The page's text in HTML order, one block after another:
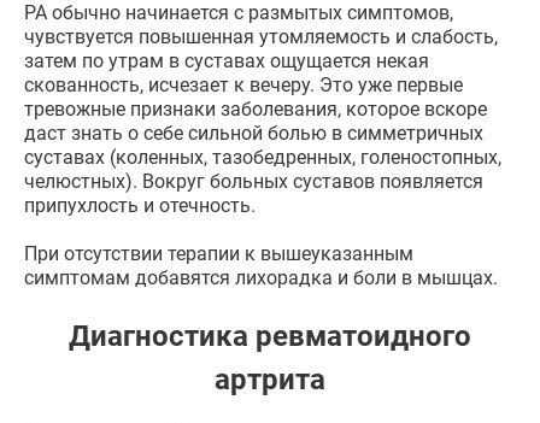
РА обычно начинается с размытых симптомов,
чувствуется повышенная утомляемость и слабость,
затем по утрам в суставах ощущается некая
скованность, исчезает к вечеру. Это уже первые
тревожные признаки заболевания, которое вскоре
даст знать о себе сильной болью в симметричных
суставах (коленных, тазобедренных, голеностопных,
челюстных). Вокруг больных суставов появляется
припухлость и отечность.
При отсутствии терапии к вышеуказанным
симптомам добавятся лихорадка и боли в мышцах.
Диагностика ревматоидного
артрита